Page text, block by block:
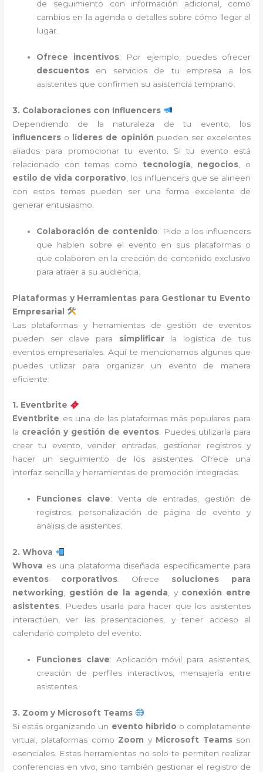
de seguimiento con información adicional, como
cambios en la agenda o detalles sobre cómo llegar al
lugar.
Ofrece incentivos: Por ejemplo, puedes ofrecer
descuentos en servicios de tu empresa a los
asistentes que confirmen su asistencia temprano.
3. Colaboraciones con Influencers
Dependiendo de la naturaleza de tu evento, los
influencers o líderes de opinión pueden ser excelentes
aliados para promocionar tu evento. Si tu evento está
relacionado con temas como tecnología negocios , o
estilo de vida corporativo , los influencers que se alineen
con estos temas pueden ser una forma excelente de
generar entusiasmo.
Colaboración de contenido: Pide a los influencers
que hablen sobre el evento en sus plataformas o
que colaboren en la creación de contenido exclusivo
para atraer a su audiencia.
Plataformas y Herramientas para Gestionar tu Evento
Empresarial
Las plataformas y herramientas de gestión de eventos
pueden ser clave para simplificarla logística de tus
eventos empresariales. Aquí te mencionamos algunas que
puedes utilizar para organizar un evento de manera
eficiente:
1. Eventbrite
Eventbrite es una de las plataformas más populares para
la creación y gestión de eventos. Puedes utilizarla para
crear tu evento, vender entradas, gestionar registros y
hacer un seguimiento de los asistentes. Ofrece una
interfaz sencilla y herramientas de promoción integradas.
Funciones clave: Venta de entradas, gestión de
registros, personalización de página de evento y
análisis de asistentes.
2. Whova
Whova es una plataforma diseñada específicamente para
eventos corporativos . Ofrece soluciones para
networking
gestión de la agenda , y conexión entre
asistentes . Puedes usarla para hacer que los asistentes
interactúen, ver las presentaciones, y tener acceso al
calendario completo del evento.
Funciones clave: Aplicación móvil para asistentes,
creación de perfiles interactivos, mensajería entre
asistentes.
3. Zoom y Microsoft Teams
Si estás organizando un evento híbrido o completamente
virtual, plataformas como Zoom y Microsoft Teamsson
esenciales. Estas herramientas no solo te permiten realizar
conferencias en vivo, sino también gestionar el registro de